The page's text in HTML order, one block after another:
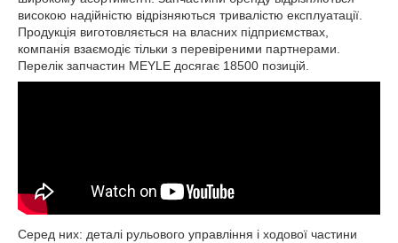
високою надійністю відрізняються тривалістю експлуатації.
Продукція виготовляється на власних підприємствах,
компанія взаємодіє тільки з перевіреними партнерами.
Перелік запчастин MEYLE досягає 18500 позицій.
Серед них: деталі рульового управління і ходової частини